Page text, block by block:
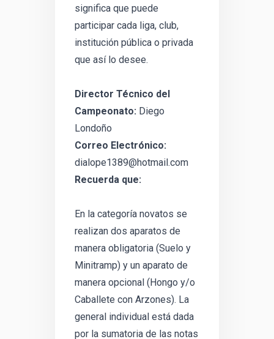
significa que puede
participar cada liga, club,
institución pública o privada
que así lo desee.
Director Técnico del
Campeonato: Diego
Londoño
Correo Electrónico:
dialope1389@hotmail.com
Recuerda que:
En la categoría novatos se
realizan dos aparatos de
manera obligatoria (Suelo y
Minitramp) y un aparato de
manera opcional (Hongo y/o
Caballete con Arzones). La
general individual está dada
por la sumatoria de las notas